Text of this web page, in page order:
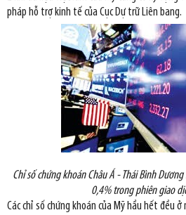
pháp hỗ trợ kinh tế của Cục Dự trữ Liên bang.
Chỉ số chứng khoán Châu Á - Thái Bình
0,4% trong phiên giao
Các chỉ số chứng khoán của Mỹ hầu hết đều